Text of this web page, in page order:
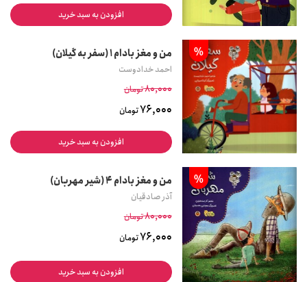
افزودن به سبد خرید
% من و مغز بادام 1 (سفر به گیلان)
احمد خدادوست
80,000تومان
76,000تومان
افزودن به سبد خرید
% من و مغز بادام 4 (شیر مهربان)
آذر صادقیان
80,000تومان
76,000تومان
افزودن به سبد خرید